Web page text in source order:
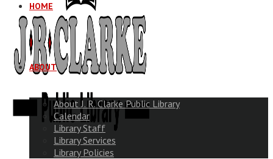
HOME
ABOUT
About J. R. Clarke Public Library
Calendar
Library Staff
Library Services
Library Policies